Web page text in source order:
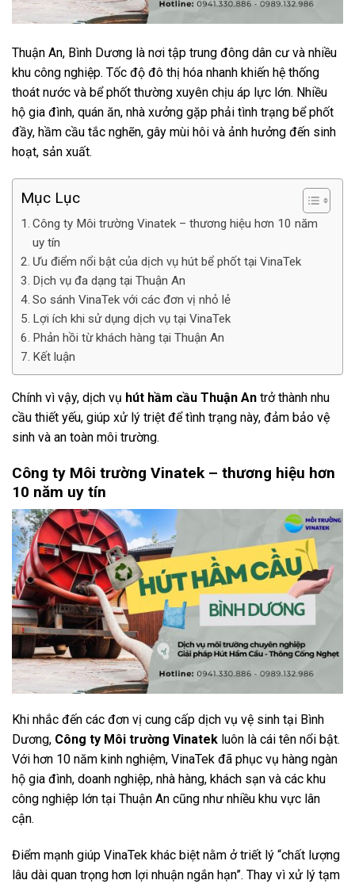
Thuận An, Bình Dương là nơi tập trung đông dân cư và nhiều
khu công nghiệp. Tốc độ đô thị hóa nhanh khiến hệ thống
thoát nước và bể phốt thường xuyên chịu áp lực lớn. Nhiều
hộ gia đình, quán ăn, nhà xưởng gặp phải tình trạng bể phốt
đầy, hầm cầu tắc nghẽn, gây mùi hôi và ảnh hưởng đến sinh
hoạt, sản xuất.
Mục Lục
Công ty Môi trường Vinatek – thương hiệu hơn 10 năm
uy tín
Ưu điểm nổi bật của dịch vụ hút bể phốt tại VinaTek
Dịch vụ đa dạng tại Thuận An
So sánh VinaTek với các đơn vị nhỏ lẻ
Lợi ích khi sử dụng dịch vụ tại VinaTek
Phản hồi từ khách hàng tại Thuận An
Kết luận
Chính vì vậy, dịch vụ hút hầm cầu Thuận An trở thành nhu
cầu thiết yếu, giúp xử lý triệt để tình trạng này, đảm bảo vệ
sinh và an toàn môi trường.
Công ty Môi trường Vinatek – thương hiệu hơn
10 năm uy tín
Khi nhắc đến các đơn vị cung cấp dịch vụ vệ sinh tại Bình
Dương, Công ty Môi trường Vinatek luôn là cái tên nổi bật.
Với hơn 10 năm kinh nghiệm, VinaTek đã phục vụ hàng ngàn
hộ gia đình, doanh nghiệp, nhà hàng, khách sạn và các khu
công nghiệp lớn tại Thuận An cũng như nhiều khu vực lân
cận.
Điểm mạnh giúp VinaTek khác biệt nằm ở triết lý “chất lượng
lâu dài quan trọng hơn lợi nhuận ngắn hạn”. Thay vì xử lý tạm